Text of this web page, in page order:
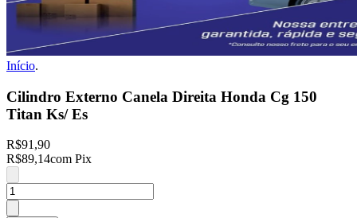
Início.
Cilindro Externo Canela Direita Honda Cg 150
Titan Ks/ Es
R$91,90
R$89,14com Pix